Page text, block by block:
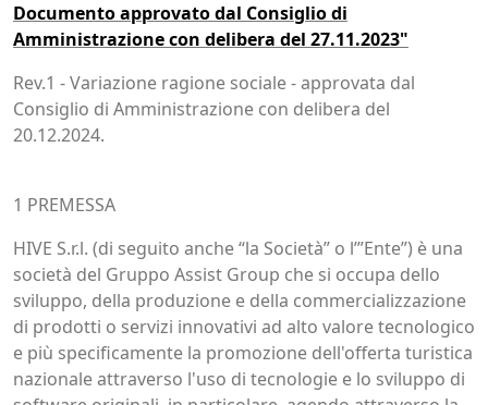
Documento approvato dal Consiglio di
Amministrazione con delibera del 27.11.2023"
Rev.1 - Variazione ragione sociale - approvata dal
Consiglio di Amministrazione con delibera del
20.12.2024.
1 PREMESSA
HIVE S.r.l. (di seguito anche “la Società” o l’”Ente”) è una
società del Gruppo Assist Group che si occupa dello
sviluppo, della produzione e della commercializzazione
di prodotti o servizi innovativi ad alto valore tecnologico
e più specificamente la promozione dell'offerta turistica
nazionale attraverso l'uso di tecnologie e lo sviluppo di